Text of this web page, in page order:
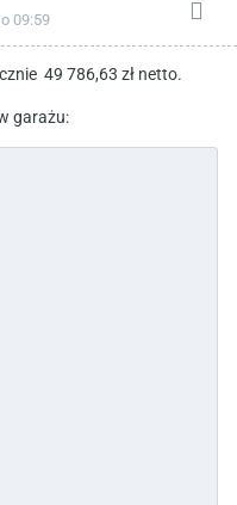
09:59
49 786,63 zł netto.
garażu: